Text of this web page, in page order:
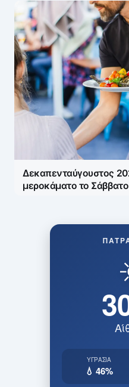
Δεκαπενταύγουστος
μεροκάματο το Σάββατο
ΥΓΡΑΣΊΑ
💧 46%